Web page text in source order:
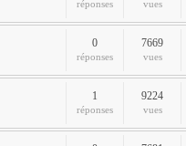
réponses vues
0
réponses
7669
vues
1
réponses
9224
vues